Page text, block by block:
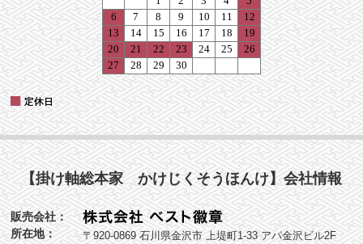
【掛け軸総本家 かけじくそうほんけ】会社情報
販売会社：
所在地：
〒920-0869 石川県金沢市 上堤町1-33 アパ金沢ビル2F